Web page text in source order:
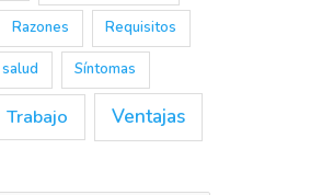
Razones Requisitos
salud Síntomas
Trabajo Ventajas